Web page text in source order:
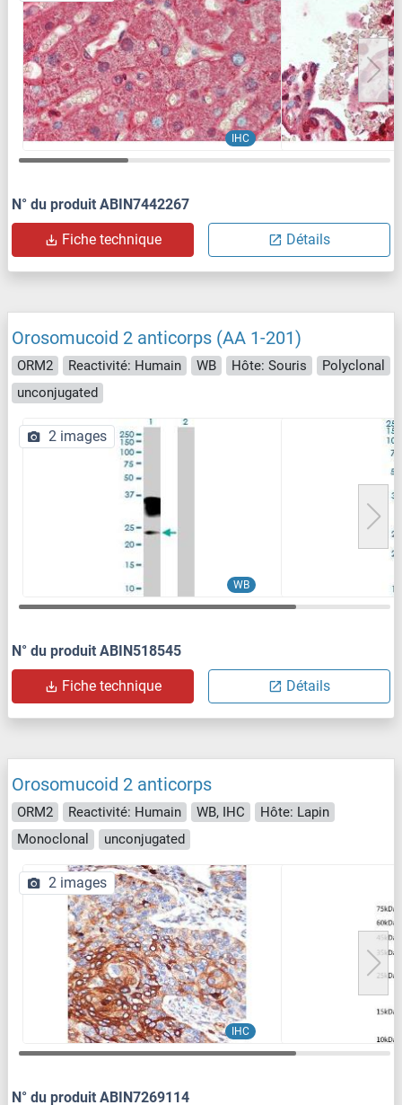
IHC
N° du produit ABIN7442267
Fiche technique Détails
Orosomucoid 2 anticorps (AA 1-201)
ORM2 Reactivité: Humain WB Hôte: Souris
Polyclonal
unconjugated
WB
2 images
N° du produit ABIN518545
Fiche technique Détails
Orosomucoid 2 anticorps
ORM2 Reactivité: Humain WB, IHC
Hôte: Lapin
Monoclonal
unconjugated
IHC
2 images
N° du produit ABIN7269114